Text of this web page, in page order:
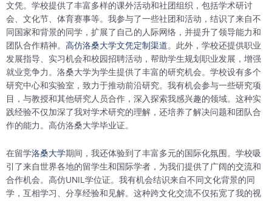
文凭。学校提供了丰富多样的课外活动和社团组织，包括学术研讨
会、文化节、体育赛事等。我参与了一些社团和活动，结识了来自不
同国家和背景的同学，扩展了自己的人际网络，并提升了领导能力和
团队合作精神。 高仿洛桑大学文凭定制渠道。此外，学校还提供职业
发展指导、实习机会和校园招聘活动，帮助学生规划职业发展，增强
就业竞争力。洛桑大学为学生提供了丰富的研究机会。学校设有多个
研究中心和实验室，致力于推动前沿研究。我有机会参与一些研究项
目，与教授和其他研究人员合作，深入探索我感兴趣的领域。这种实
践经验不仅加深了我对学术研究的理解，还培养了解决问题和团队合
作的能力。高仿洛桑大学毕业证。
在留学洛桑大学期间，我还体验到了丰富多元的国际化氛围。学校吸
引了来自世界各地的留学生和国际学者，为我们提供了广阔的交流和
合作机会。高仿UNIL学位证。我有机会结识来自不同文化背景的同
学，互相学习、分享经验和见解。这种跨文化交流不仅拓宽了我的视